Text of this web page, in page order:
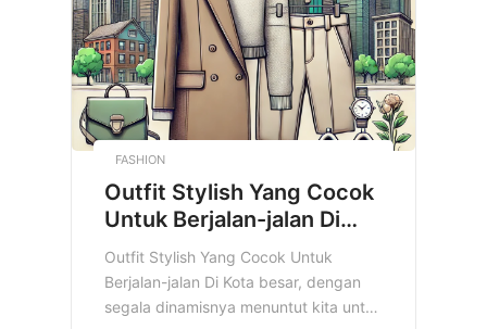
tetapi juga perjalanan yang penuh
tantangan, di mana ibu hamil harus
memastikan bahwa […]
FASHION
Outfit Stylish Yang Cocok
Untuk Berjalan-jalan Di
Kota
Outfit Stylish Yang Cocok Untuk
Berjalan-jalan Di Kota besar, dengan
segala dinamisnya menuntut kita untuk